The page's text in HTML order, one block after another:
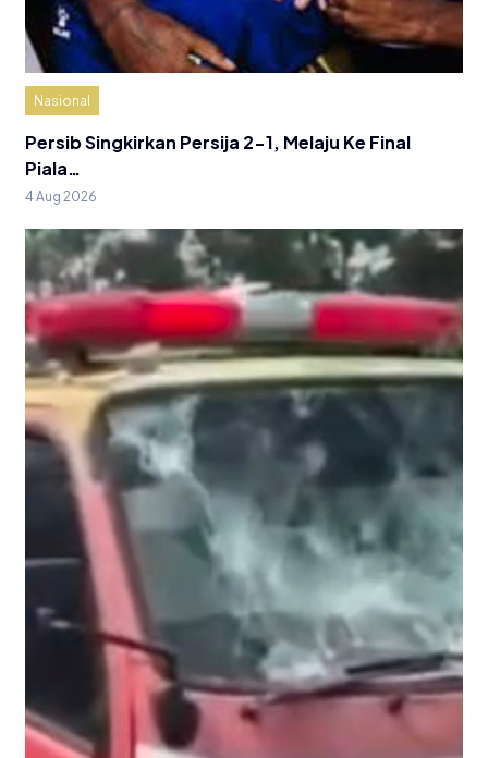
Nasional
Persib Singkirkan Persija 2-1, Melaju Ke Final
Piala…
4 Aug 2026